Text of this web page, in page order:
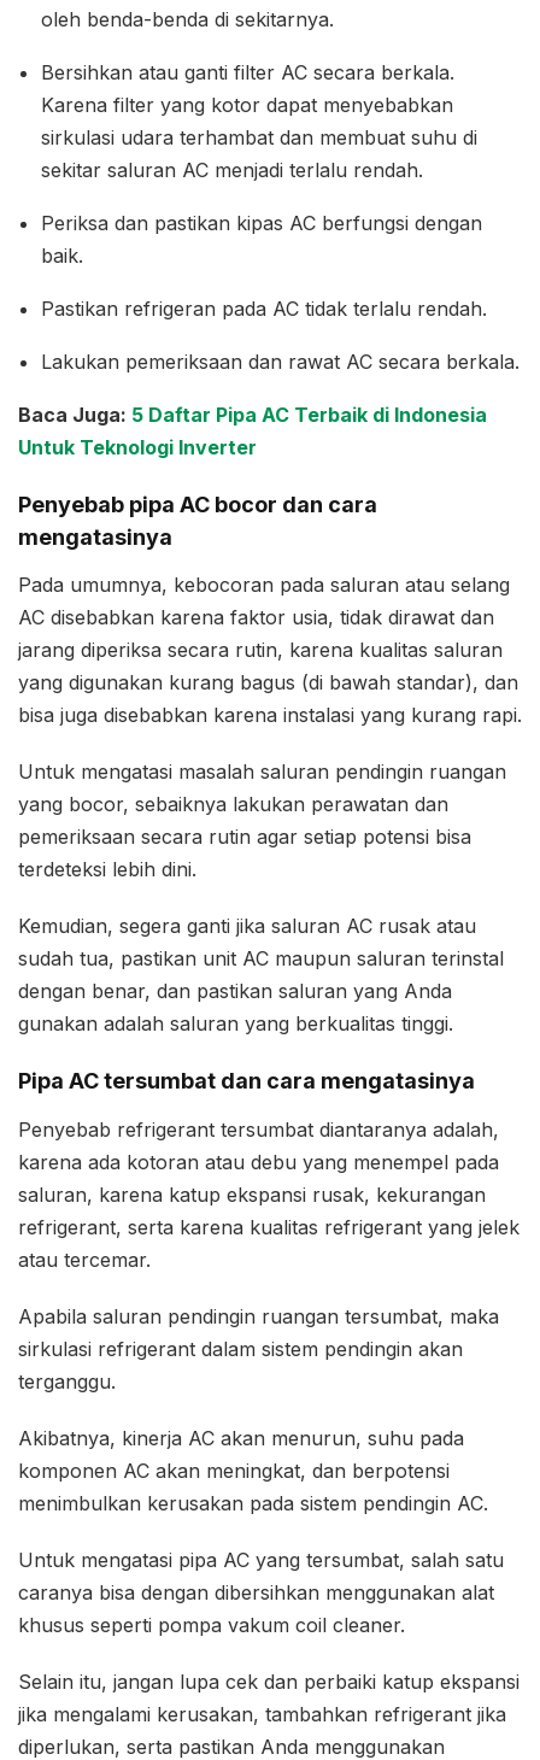
oleh benda-benda di sekitarnya.
Bersihkan atau ganti filter AC secara berkala.
Karena filter yang kotor dapat menyebabkan
sirkulasi udara terhambat dan membuat suhu di
sekitar saluran AC menjadi terlalu rendah.
Periksa dan pastikan kipas AC berfungsi dengan
baik.
Pastikan refrigeran pada AC tidak terlalu rendah.
Lakukan pemeriksaan dan rawat AC secara berkala.
Baca Juga: 5 Daftar Pipa AC Terbaik di Indonesia
Untuk Teknologi Inverter
Penyebab pipa AC bocor dan cara
mengatasinya
Pada umumnya, kebocoran pada saluran atau selang
AC disebabkan karena faktor usia, tidak dirawat dan
jarang diperiksa secara rutin, karena kualitas saluran
yang digunakan kurang bagus (di bawah standar), dan
bisa juga disebabkan karena instalasi yang kurang rapi.
Untuk mengatasi masalah saluran pendingin ruangan
yang bocor, sebaiknya lakukan perawatan dan
pemeriksaan secara rutin agar setiap potensi bisa
terdeteksi lebih dini.
Kemudian, segera ganti jika saluran AC rusak atau
sudah tua, pastikan unit AC maupun saluran terinstal
dengan benar, dan pastikan saluran yang Anda
gunakan adalah saluran yang berkualitas tinggi.
Pipa AC tersumbat dan cara mengatasinya
Penyebab refrigerant tersumbat diantaranya adalah,
karena ada kotoran atau debu yang menempel pada
saluran, karena katup ekspansi rusak, kekurangan
refrigerant, serta karena kualitas refrigerant yang jelek
atau tercemar.
Apabila saluran pendingin ruangan tersumbat, maka
sirkulasi refrigerant dalam sistem pendingin akan
terganggu.
Akibatnya, kinerja AC akan menurun, suhu pada
komponen AC akan meningkat, dan berpotensi
menimbulkan kerusakan pada sistem pendingin AC.
Untuk mengatasi pipa AC yang tersumbat, salah satu
caranya bisa dengan dibersihkan menggunakan alat
khusus seperti pompa vakum coil cleaner.
Selain itu, jangan lupa cek dan perbaiki katup ekspansi
jika mengalami kerusakan, tambahkan refrigerant jika
diperlukan, serta pastikan Anda menggunakan